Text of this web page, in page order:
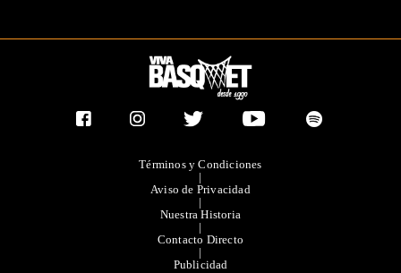
Términos y Condiciones
|
Aviso de Privacidad
|
Nuestra Historia
|
Contacto Directo
|
Publicidad